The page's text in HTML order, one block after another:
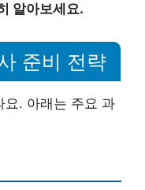
알아보세요.
준비 전략
요. 아래는 주요 과